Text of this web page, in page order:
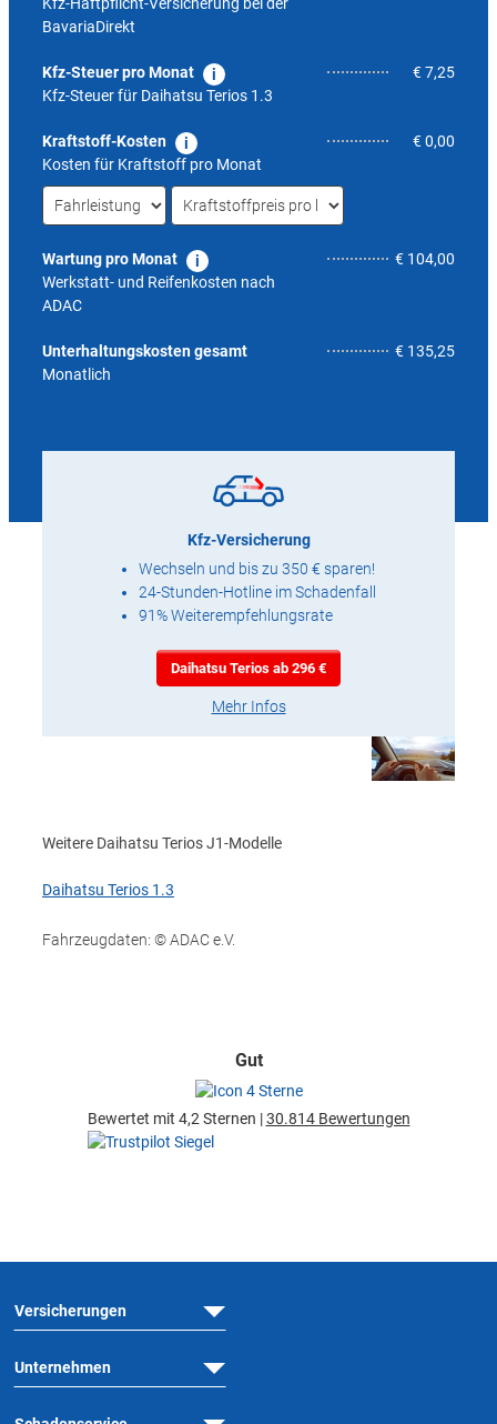
BavariaDirekt
Kfz-Steuer pro Monat
Kfz-Steuer für Daihatsu Terios 1.3
€ 7,25
Kraftstoff-Kosten
Kosten für Kraftstoff pro Monat
€ 0,00
Wartung pro Monat
Werkstatt- und Reifenkosten nach
ADAC
€ 104,00
Unterhaltungskosten gesamt
Monatlich
€ 135,257,7
Kfz-Versicherung
Wechseln und bis zu 350 € sparen!
24-Stunden-Hotline im Schadenfall
91% Weiterempfehlungsrate
Daihatsu Terios ab 296 €
Mehr Infos
Weitere Daihatsu Terios J1-Modelle
Daihatsu Terios 1.3
Fahrzeugdaten: © ADAC e.V.
Gut
Bewertet mit 4,2 Sternen |30.814 Bewertungen
Versicherungen
Unternehmen